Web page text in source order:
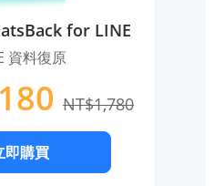
for LINE
資料復原
NT$1,780
即購買